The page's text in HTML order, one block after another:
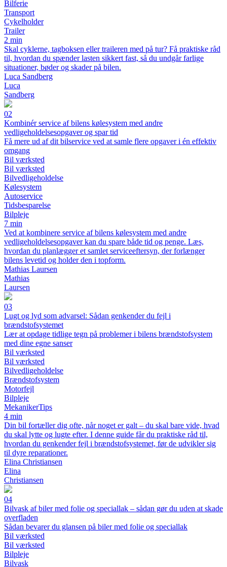
Bilferie
Transport
Cykelholder
Trailer
2 min
Skal cyklerne, tagboksen eller traileren med på tur? Få praktiske råd
til, hvordan du spænder lasten sikkert fast, så du undgår farlige
situationer, bøder og skader på bilen.
Luca Sandberg
Luca
Sandberg
02
Kombinér service af bilens kølesystem med andre
vedligeholdelsesopgaver og spar tid
Få mere ud af dit bilservice ved at samle flere opgaver i én effektiv
omgang
Bil værksted
Bil værksted
Bilvedligeholdelse
Kølesystem
Autoservice
Tidsbesparelse
Bilpleje
7 min
Ved at kombinere service af bilens kølesystem med andre
vedligeholdelsesopgaver kan du spare både tid og penge. Læs,
hvordan du planlægger et samlet serviceeftersyn, der forlænger
bilens levetid og holder den i topform.
Mathias Laursen
Mathias
Laursen
03
Lugt og lyd som advarsel: Sådan genkender du fejl i
brændstofsystemet
Lær at opdage tidlige tegn på problemer i bilens brændstofsystem
med dine egne sanser
Bil værksted
Bil værksted
Bilvedligeholdelse
Brændstofsystem
Motorfejl
Bilpleje
MekanikerTips
4 min
Din bil fortæller dig ofte, når noget er galt – du skal bare vide, hvad
du skal lytte og lugte efter. I denne guide får du praktiske råd til,
hvordan du genkender fejl i brændstofsystemet, før de udvikler sig
til dyre reparationer.
Elina Christiansen
Elina
Christiansen
04
Bilvask af biler med folie og speciallak – sådan gør du uden at skade
overfladen
Sådan bevarer du glansen på biler med folie og speciallak
Bil værksted
Bil værksted
Bilpleje
Bilvask